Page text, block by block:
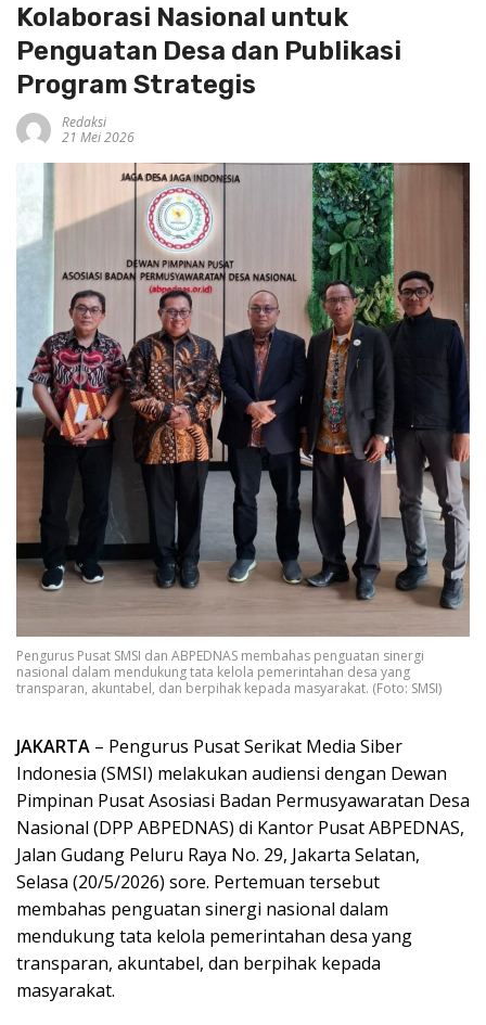
Kolaborasi Nasional untuk
Penguatan Desa dan Publikasi
Program Strategis
Redaksi
21 Mei 2026
Pengurus Pusat SMSI dan ABPEDNAS membahas penguatan sinergi
nasional dalam mendukung tata kelola pemerintahan desa yang
transparan, akuntabel, dan berpihak kepada masyarakat. (Foto: SMSI)
JAKARTA – Pengurus Pusat Serikat Media Siber
Indonesia (SMSI) melakukan audiensi dengan Dewan
Pimpinan Pusat Asosiasi Badan Permusyawaratan Desa
Nasional (DPP ABPEDNAS) di Kantor Pusat ABPEDNAS,
Jalan Gudang Peluru Raya No. 29, Jakarta Selatan,
Selasa (20/5/2026) sore. Pertemuan tersebut
membahas penguatan sinergi nasional dalam
mendukung tata kelola pemerintahan desa yang
transparan, akuntabel, dan berpihak kepada
masyarakat.